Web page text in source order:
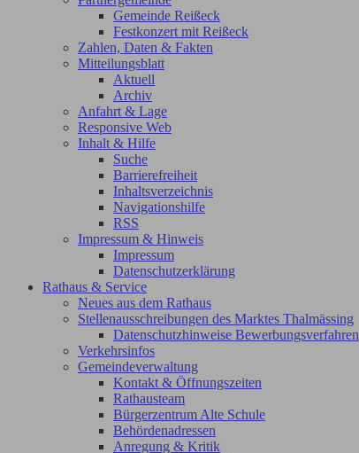
Gemeinde Reißeck
Festkonzert mit Reißeck
Zahlen, Daten & Fakten
Mitteilungsblatt
Aktuell
Archiv
Anfahrt & Lage
Responsive Web
Inhalt & Hilfe
Suche
Barrierefreiheit
Inhaltsverzeichnis
Navigationshilfe
RSS
Impressum & Hinweis
Impressum
Datenschutzerklärung
Rathaus & Service
Neues aus dem Rathaus
Stellenausschreibungen des Marktes Thalmässing
Datenschutzhinweise Bewerbungsverfahren
Verkehrsinfos
Gemeindeverwaltung
Kontakt & Öffnungszeiten
Rathausteam
Bürgerzentrum Alte Schule
Behördenadressen
Anregung & Kritik